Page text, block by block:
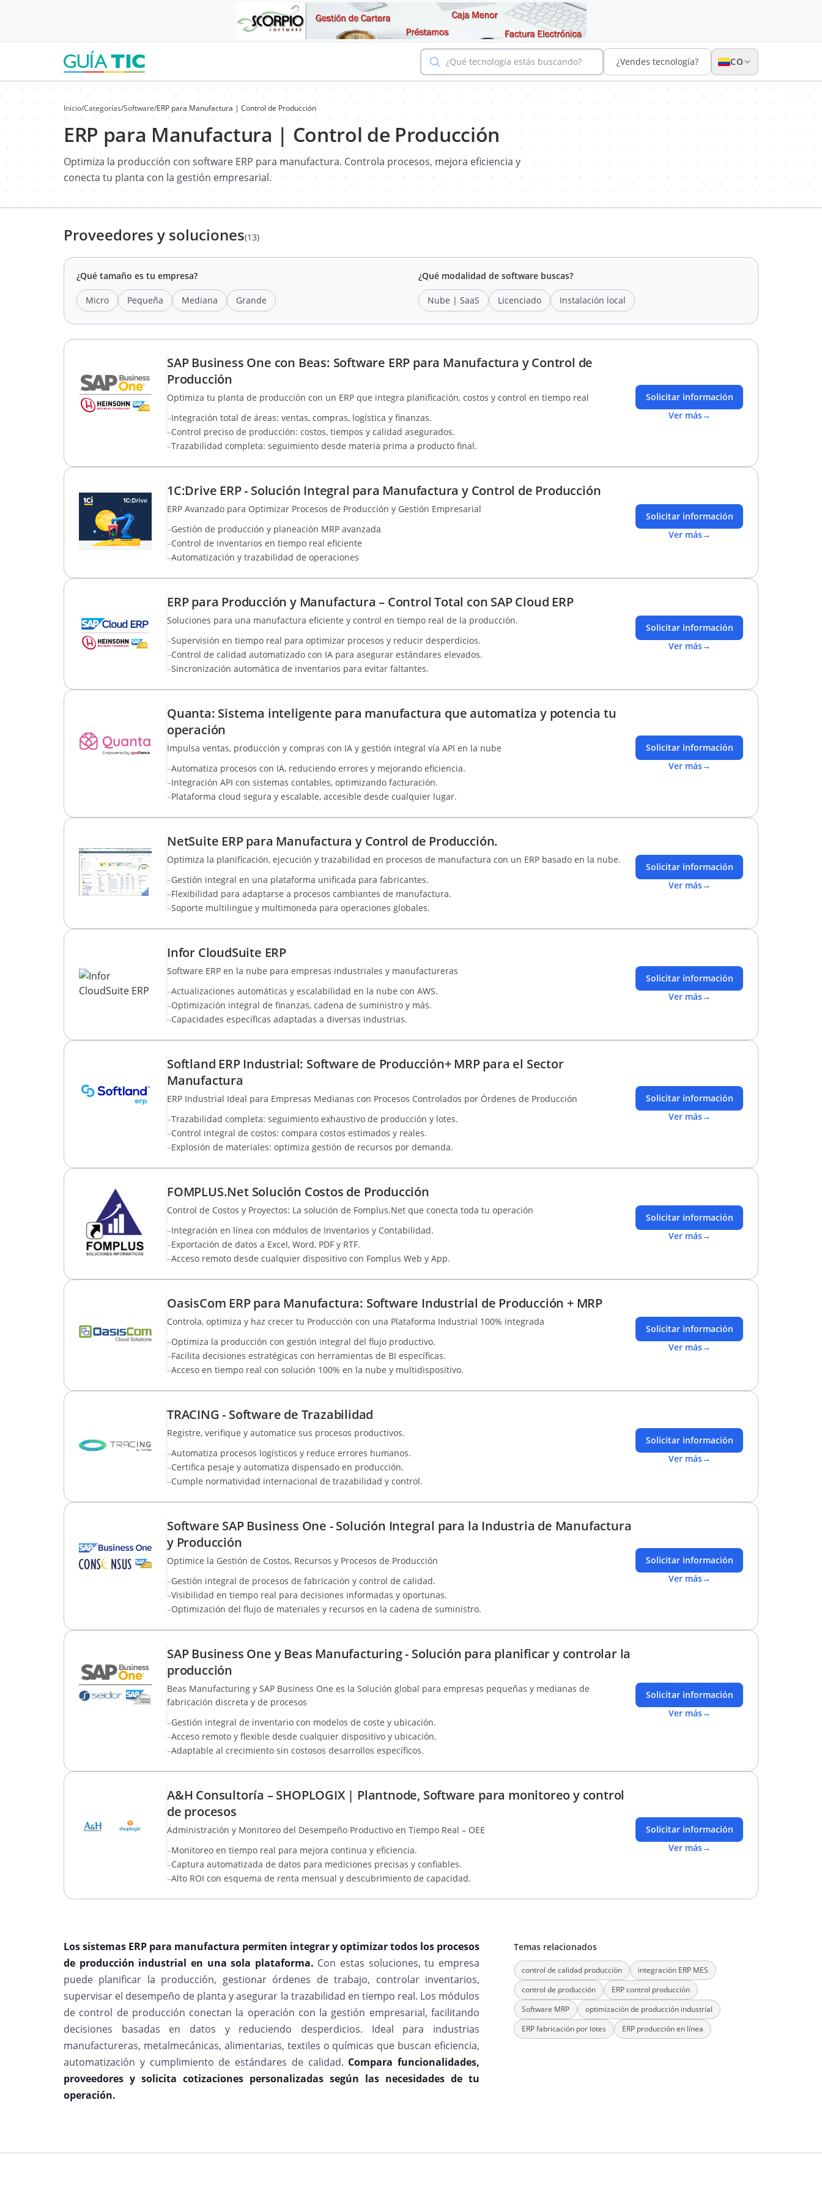
¿Qué tecnología estás buscando? ¿Vendes tecnología? CO
Inicio/Categorías/Software/ERP para Manufactura | Control de Producción
ERP para Manufactura | Control de Producción
Optimiza la producción con software ERP para manufactura. Controla procesos, mejora eficiencia y
conecta tu planta con la gestión empresarial.
Proveedores y soluciones(13)
¿Qué tamaño es tu empresa?
Micro Pequeña Mediana Grande
¿Qué modalidad de software buscas?
Nube | SaaS Licenciado Instalación local
SAP Business One con Beas: Software ERP para Manufactura y Control de
Producción
Optimiza tu planta de producción con un ERP que integra planificación, costos y control en tiempo real
–Integración total de áreas: ventas, compras, logística y finanzas.
–Control preciso de producción: costos, tiempos y calidad asegurados.
–Trazabilidad completa: seguimiento desde materia prima a producto final.
Solicitar información
Ver más→
1C:Drive ERP - Solución Integral para Manufactura y Control de Producción
ERP Avanzado para Optimizar Procesos de Producción y Gestión Empresarial
–Gestión de producción y planeación MRP avanzada
–Control de inventarios en tiempo real eficiente
–Automatización y trazabilidad de operaciones
Solicitar información
Ver más→
ERP para Producción y Manufactura – Control Total con SAP Cloud ERP
Soluciones para una manufactura eficiente y control en tiempo real de la producción.
–Supervisión en tiempo real para optimizar procesos y reducir desperdicios.
–Control de calidad automatizado con IA para asegurar estándares elevados.
–Sincronización automática de inventarios para evitar faltantes.
Solicitar información
Ver más→
Quanta: Sistema inteligente para manufactura que automatiza y potencia tu
operación
Impulsa ventas, producción y compras con IA y gestión integral vía API en la nube
–Automatiza procesos con IA, reduciendo errores y mejorando eficiencia.
–Integración API con sistemas contables, optimizando facturación.
–Plataforma cloud segura y escalable, accesible desde cualquier lugar.
Solicitar información
Ver más→
NetSuite ERP para Manufactura y Control de Producción.
Optimiza la planificación, ejecución y trazabilidad en procesos de manufactura con un ERP basado en la nube.
–Gestión integral en una plataforma unificada para fabricantes.
–Flexibilidad para adaptarse a procesos cambiantes de manufactura.
–Soporte multilingüe y multimoneda para operaciones globales.
Solicitar información
Ver más→
Infor CloudSuite ERP
Software ERP en la nube para empresas industriales y manufactureras
–Actualizaciones automáticas y escalabilidad en la nube con AWS.
–Optimización integral de finanzas, cadena de suministro y más.
–Capacidades específicas adaptadas a diversas industrias.
Solicitar información
Ver más→
Softland ERP Industrial: Software de Producción+ MRP para el Sector
Manufactura
ERP Industrial Ideal para Empresas Medianas con Procesos Controlados por Órdenes de Producción
–Trazabilidad completa: seguimiento exhaustivo de producción y lotes.
–Control integral de costos: compara costos estimados y reales.
–Explosión de materiales: optimiza gestión de recursos por demanda.
Solicitar información
Ver más→
FOMPLUS.Net Solución Costos de Producción
Control de Costos y Proyectos: La solución de Fomplus.Net que conecta toda tu operación
–Integración en línea con módulos de Inventarios y Contabilidad.
–Exportación de datos a Excel, Word, PDF y RTF.
–Acceso remoto desde cualquier dispositivo con Fomplus Web y App.
Solicitar información
Ver más→
OasisCom ERP para Manufactura: Software Industrial de Producción + MRP
Controla, optimiza y haz crecer tu Producción con una Plataforma Industrial 100% integrada
–Optimiza la producción con gestión integral del flujo productivo.
–Facilita decisiones estratégicas con herramientas de BI específicas.
–Acceso en tiempo real con solución 100% en la nube y multidispositivo.
Solicitar información
Ver más→
TRACING - Software de Trazabilidad
Registre, verifique y automatice sus procesos productivos.
–Automatiza procesos logísticos y reduce errores humanos.
–Certifica pesaje y automatiza dispensado en producción.
–Cumple normatividad internacional de trazabilidad y control.
Solicitar información
Ver más→
Software SAP Business One - Solución Integral para la Industria de Manufactura
y Producción
Optimice la Gestión de Costos, Recursos y Procesos de Producción
–Gestión integral de procesos de fabricación y control de calidad.
–Visibilidad en tiempo real para decisiones informadas y oportunas.
–Optimización del flujo de materiales y recursos en la cadena de suministro.
Solicitar información
Ver más→
SAP Business One y Beas Manufacturing - Solución para planificar y controlar la
producción
Beas Manufacturing y SAP Business One es la Solución global para empresas pequeñas y medianas de
fabricación discreta y de procesos
–Gestión integral de inventario con modelos de coste y ubicación.
–Acceso remoto y flexible desde cualquier dispositivo y ubicación.
–Adaptable al crecimiento sin costosos desarrollos específicos.
Solicitar información
Ver más→
A&H Consultoría – SHOPLOGIX | Plantnode, Software para monitoreo y control
de procesos
Administración y Monitoreo del Desempeño Productivo en Tiempo Real – OEE
–Monitoreo en tiempo real para mejora continua y eficiencia.
–Captura automatizada de datos para mediciones precisas y confiables.
–Alto ROI con esquema de renta mensual y descubrimiento de capacidad.
Solicitar información
Ver más→
Los sistemas ERP para manufactura permiten integrar y optimizar todos los procesos
de producción industrial en una sola plataforma. Con estas soluciones, tu empresa
puede planificar la producción, gestionar órdenes de trabajo, controlar inventarios,
supervisar el desempeño de planta y asegurar la trazabilidad en tiempo real. Los módulos
de control de producción conectan la operación con la gestión empresarial, facilitando
decisiones basadas en datos y reduciendo desperdicios. Ideal para industrias
manufactureras, metalmecánicas, alimentarias, textiles o químicas que buscan eficiencia,
automatización y cumplimiento de estándares de calidad. Compara funcionalidades,
proveedores y solicita cotizaciones personalizadas según las necesidades de tu
operación.
Temas relacionados
control de calidad producción
integración ERP MES
control de producción
ERP control producción
Software MRP
optimización de producción industrial
ERP fabricación por lotes
ERP producción en línea